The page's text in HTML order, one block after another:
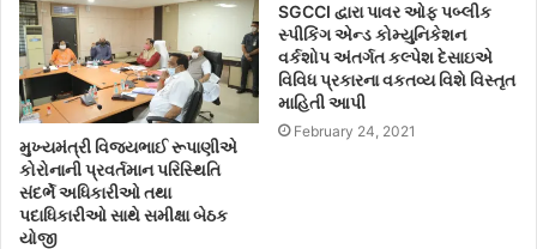
મુખ્યમંત્રી વિજયભાઈ રૂપાણીએ
કોરોનાની પ્રવર્તમાન પરિસ્થિતિ
સંદર્ભે અધિકારીઓ તથા
પદાધિકારીઓ સાથે સમીક્ષા બેઠક
યોજી
SGCCI દ્વારા પાવર ઓફ પબ્લીક
સ્પીકિંગ એન્ડ કોમ્યુનિકેશન
વર્કશોપ અંતર્ગત કલ્પેશ દેસાઇએ
વિવિધ પ્રકારના વકતવ્ય વિશે વિસ્તૃત
માહિતી આપી
February 24, 2021